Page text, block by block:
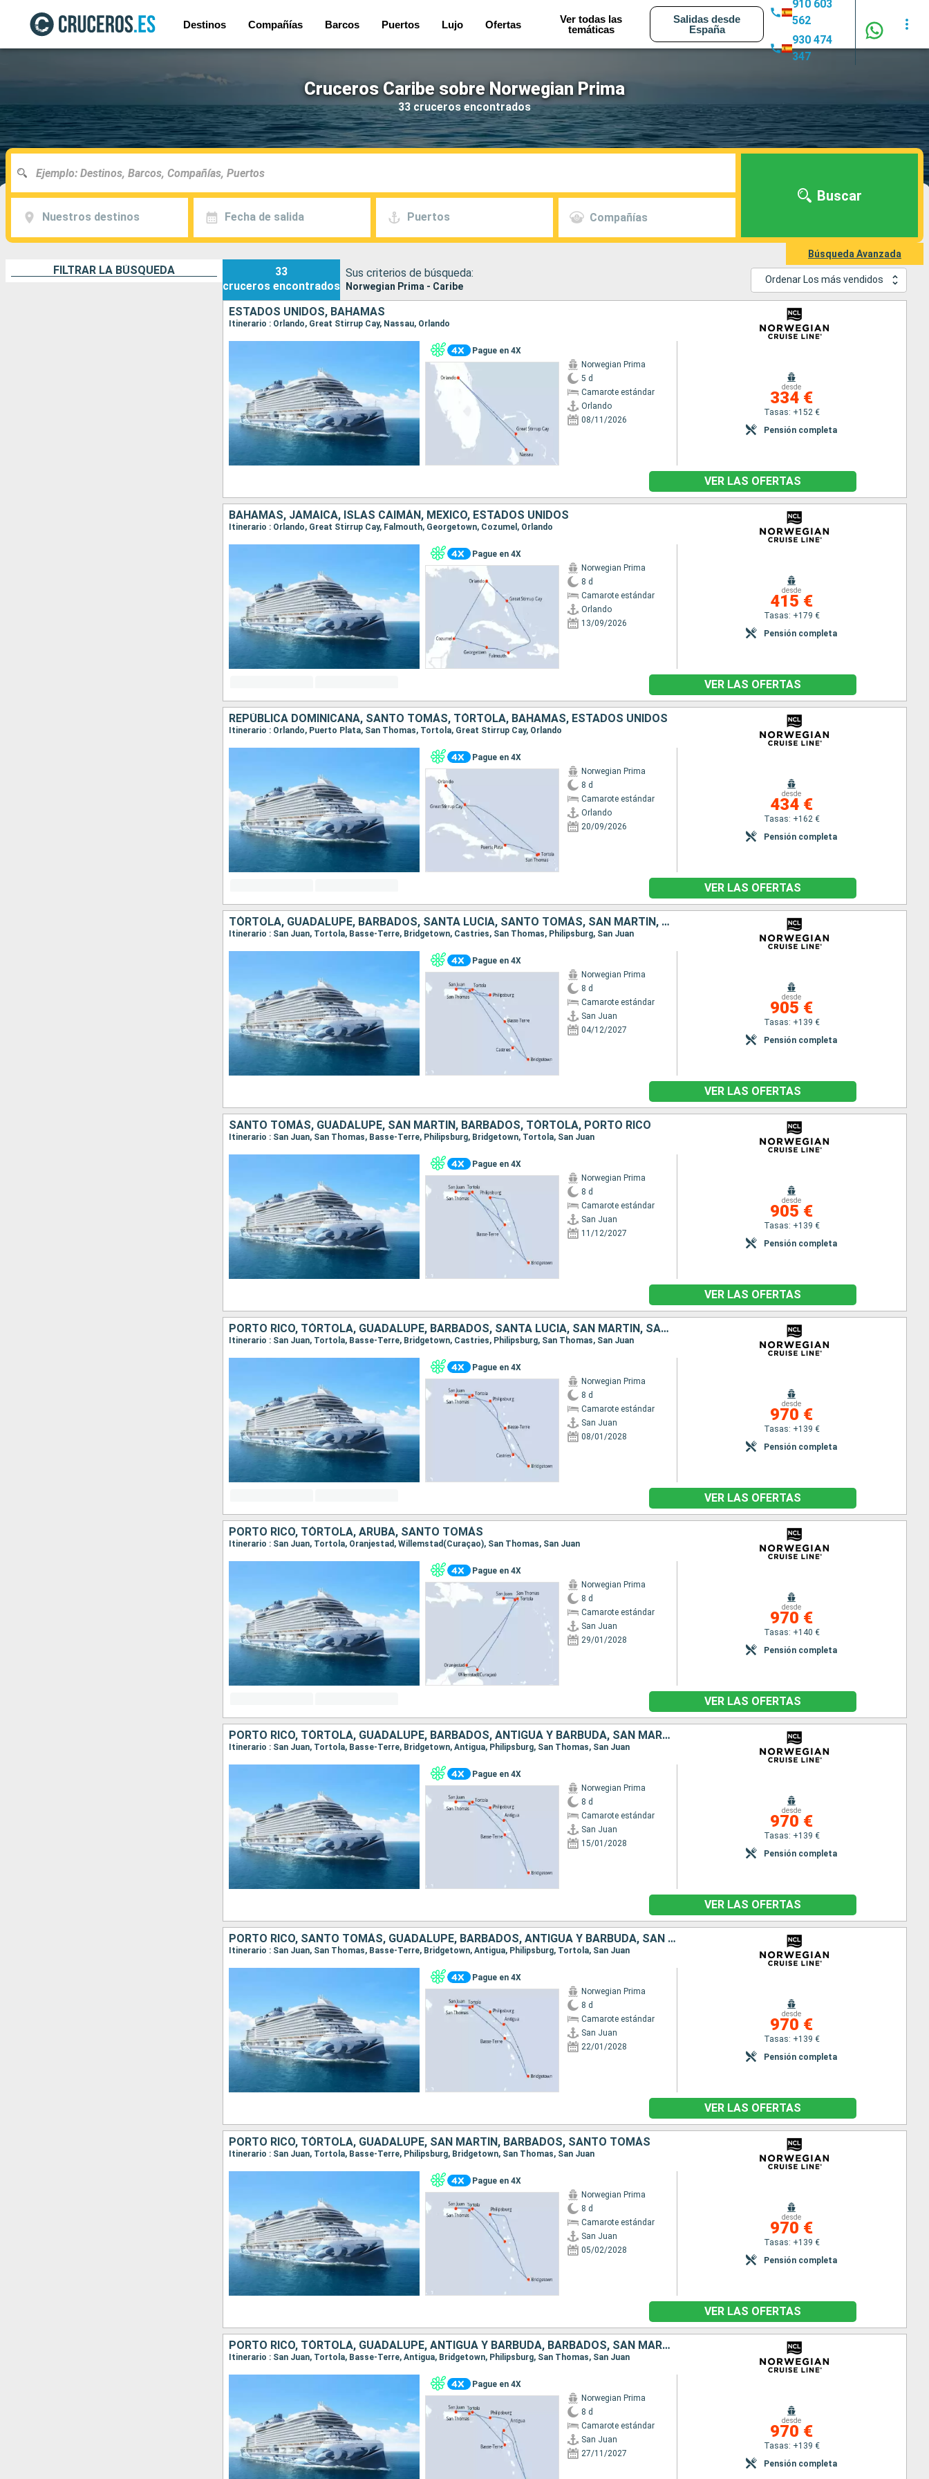
Destinos Compañías Barcos Puertos Lujo Ofertas
Ver todas las
temáticas
Salidas desde
España
910 603
562
930 474
347
Cruceros Caribe sobre Norwegian Prima
33 cruceros encontrados
Nuestros destinos Fecha de salida Puertos Compañías
Buscar
Búsqueda Avanzada
FILTRAR LA BÚSQUEDA
33
cruceros encontrados
Sus criterios de búsqueda:
Norwegian Prima - Caribe
Ordenar Los más vendidos
ESTADOS UNIDOS, BAHAMAS
Itinerario : Orlando, Great Stirrup Cay, Nassau, Orlando
Pague en 4X
Norwegian Prima
5 d
Camarote estándar
Orlando
08/11/2026
desde
334 €
Tasas: +152 €
Pensión completa
VER LAS OFERTAS
BAHAMAS, JAMAICA, ISLAS CAIMÁN, MÉXICO, ESTADOS UNIDOS
Itinerario : Orlando, Great Stirrup Cay, Falmouth, Georgetown, Cozumel, Orlando
Pague en 4X
Norwegian Prima
8 d
Camarote estándar
Orlando
13/09/2026
desde
415 €
Tasas: +179 €
Pensión completa
VER LAS OFERTAS
REPÚBLICA DOMINICANA, SANTO TOMÁS, TÓRTOLA, BAHAMAS, ESTADOS UNIDOS
Itinerario : Orlando, Puerto Plata, San Thomas, Tortola, Great Stirrup Cay, Orlando
Pague en 4X
Norwegian Prima
8 d
Camarote estándar
Orlando
20/09/2026
desde
434 €
Tasas: +162 €
Pensión completa
VER LAS OFERTAS
TÓRTOLA, GUADALUPE, BARBADOS, SANTA LUCIA, SANTO TOMÁS, SAN MARTÍN, PORTO RICO
Itinerario : San Juan, Tortola, Basse-Terre, Bridgetown, Castries, San Thomas, Philipsburg, San Juan
Pague en 4X
Norwegian Prima
8 d
Camarote estándar
San Juan
04/12/2027
desde
905 €
Tasas: +139 €
Pensión completa
VER LAS OFERTAS
SANTO TOMÁS, GUADALUPE, SAN MARTÍN, BARBADOS, TÓRTOLA, PORTO RICO
Itinerario : San Juan, San Thomas, Basse-Terre, Philipsburg, Bridgetown, Tortola, San Juan
Pague en 4X
Norwegian Prima
8 d
Camarote estándar
San Juan
11/12/2027
desde
905 €
Tasas: +139 €
Pensión completa
VER LAS OFERTAS
PORTO RICO, TÓRTOLA, GUADALUPE, BARBADOS, SANTA LUCIA, SAN MARTÍN, SANTO TOMÁS
Itinerario : San Juan, Tortola, Basse-Terre, Bridgetown, Castries, Philipsburg, San Thomas, San Juan
Pague en 4X
Norwegian Prima
8 d
Camarote estándar
San Juan
08/01/2028
desde
970 €
Tasas: +139 €
Pensión completa
VER LAS OFERTAS
PORTO RICO, TÓRTOLA, ARUBA, SANTO TOMÁS
Itinerario : San Juan, Tortola, Oranjestad, Willemstad(Curaçao), San Thomas, San Juan
Pague en 4X
Norwegian Prima
8 d
Camarote estándar
San Juan
29/01/2028
desde
970 €
Tasas: +140 €
Pensión completa
VER LAS OFERTAS
PORTO RICO, TÓRTOLA, GUADALUPE, BARBADOS, ANTIGUA Y BARBUDA, SAN MARTÍN, SANTO TOMÁS
Itinerario : San Juan, Tortola, Basse-Terre, Bridgetown, Antigua, Philipsburg, San Thomas, San Juan
Pague en 4X
Norwegian Prima
8 d
Camarote estándar
San Juan
15/01/2028
desde
970 €
Tasas: +139 €
Pensión completa
VER LAS OFERTAS
PORTO RICO, SANTO TOMÁS, GUADALUPE, BARBADOS, ANTIGUA Y BARBUDA, SAN MARTÍN, TÓRTOLA
Itinerario : San Juan, San Thomas, Basse-Terre, Bridgetown, Antigua, Philipsburg, Tortola, San Juan
Pague en 4X
Norwegian Prima
8 d
Camarote estándar
San Juan
22/01/2028
desde
970 €
Tasas: +139 €
Pensión completa
VER LAS OFERTAS
PORTO RICO, TÓRTOLA, GUADALUPE, SAN MARTÍN, BARBADOS, SANTO TOMÁS
Itinerario : San Juan, Tortola, Basse-Terre, Philipsburg, Bridgetown, San Thomas, San Juan
Pague en 4X
Norwegian Prima
8 d
Camarote estándar
San Juan
05/02/2028
desde
970 €
Tasas: +139 €
Pensión completa
VER LAS OFERTAS
PORTO RICO, TÓRTOLA, GUADALUPE, ANTIGUA Y BARBUDA, BARBADOS, SAN MARTÍN, SANTO TOMÁS
Itinerario : San Juan, Tortola, Basse-Terre, Antigua, Bridgetown, Philipsburg, San Thomas, San Juan
Pague en 4X
Norwegian Prima
8 d
Camarote estándar
San Juan
27/11/2027
desde
970 €
Tasas: +139 €
Pensión completa